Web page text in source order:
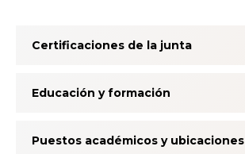
Certificaciones de la junta
Educación y formación
Puestos académicos y ubicaciones